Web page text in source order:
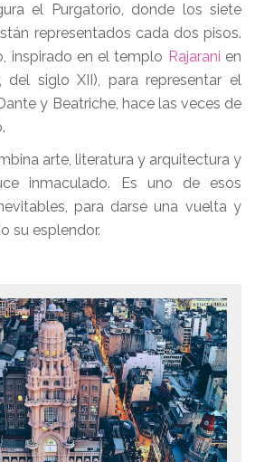
el Purgatorio, donde los siete
representados cada dos pisos.
inspirado en el templo Rajarani en
del siglo XII), para representar el
y Beatriche, hace las veces de
arte, literatura y arquitectura y
inmaculado. Es uno de esos
para darse una vuelta y
su esplendor.